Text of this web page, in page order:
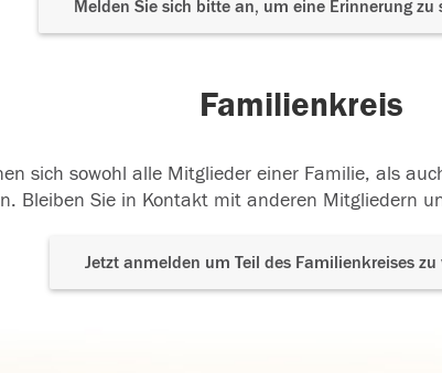
Melden Sie sich bitte an, um eine Erinnerung zu
Familienkreis
sich sowohl alle Mitglieder einer Familie, als
Bleiben Sie in Kontakt mit anderen Mitgliedern
Jetzt anmelden um Teil des Familienkreises zu